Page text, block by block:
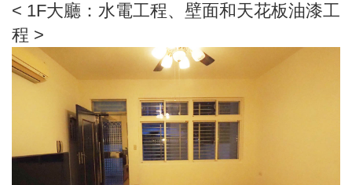
< 1F大廳：水電工程、壁面和天花板油漆工
程 >